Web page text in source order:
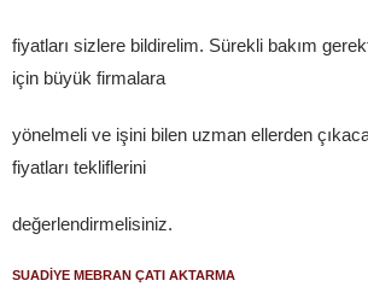
fiyatları sizlere bildirelim. Sürekli bakım
için büyük firmalara
yönelmeli ve işini bilen uzman ellerden
fiyatları tekliflerini
değerlendirmelisiniz.
SUADİYE MEBRAN ÇATI AKTARMA